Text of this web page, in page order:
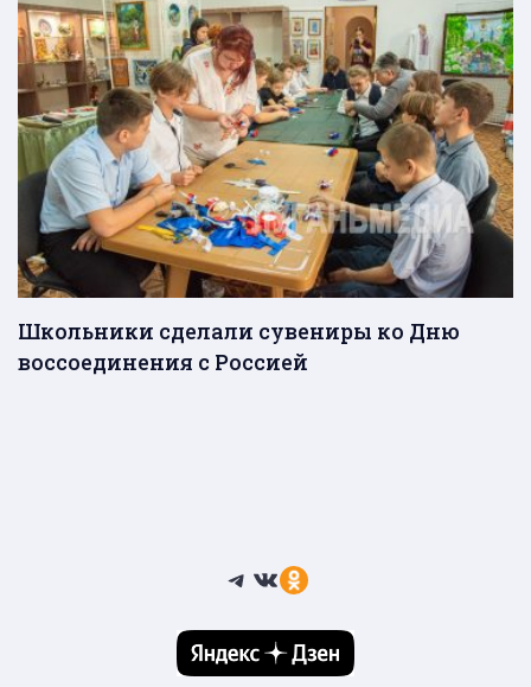
Школьники сделали сувениры ко Дню
воссоединения с Россией
Telegram
ВКонтакте
Ссылка